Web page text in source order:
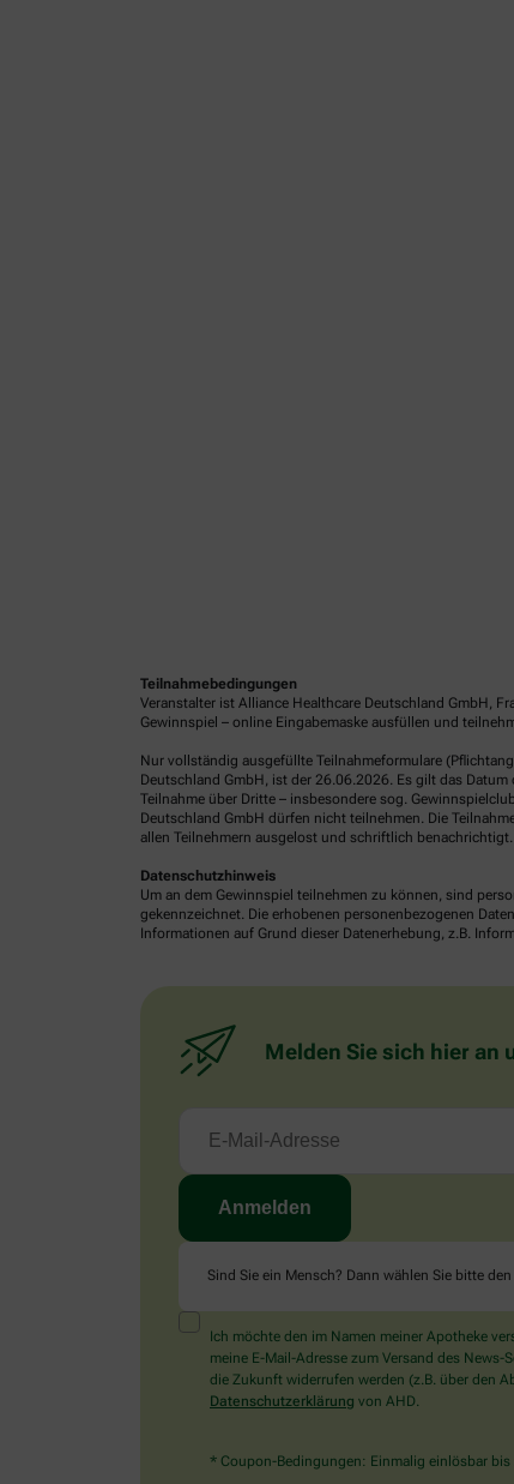
Teilnahmebedingungen
Veranstalter ist Alliance Healthcare Deutschland GmbH,
Gewinnspiel – online Eingabemaske ausfüllen und
Nur vollständig ausgefüllte Teilnahmeformulare
Deutschland GmbH, ist der 26.06.2026. Es gilt das
Teilnahme über Dritte – insbesondere sog.
Deutschland GmbH dürfen nicht teilnehmen. Die
allen Teilnehmern ausgelost und schriftlich benachrichtigt.
Datenschutzhinweis
Um an dem Gewinnspiel teilnehmen zu können, sind
gekennzeichnet. Die erhobenen personenbezogenen
Informationen auf Grund dieser Datenerhebung, z.B.
Melden Sie sich hier an
Sind Sie ein Mensch? Dann wählen Sie bitte den
Ich möchte den im Namen meiner Apotheke
meine E-Mail-Adresse zum Versand des
die Zukunft widerrufen werden (z.B. über den
Datenschutzerklärung von AHD.
* Coupon-Bedingungen: Einmalig einlösbar